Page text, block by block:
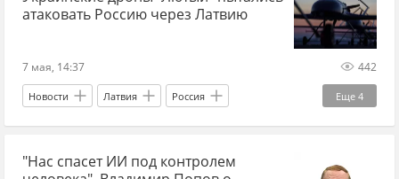
атаковать Россию через Латвию
7 мая, 14:37 442
Еще 4
Новости Латвия Россия
Санкт-Петербург Вооруженные силы Украины
Украина.ру F-16
"Нас спасет ИИ под контролем